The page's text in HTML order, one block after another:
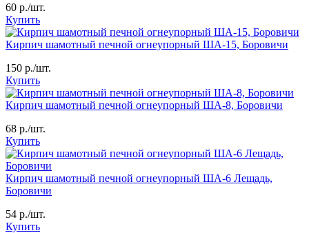
60 р./шт.
Купить
Кирпич шамотный печной огнеупорный ША-15, Боровичи
150 р./шт.
Купить
Кирпич шамотный печной огнеупорный ША-8, Боровичи
68 р./шт.
Купить
Кирпич шамотный печной огнеупорный ША-6 Лещадь,
Боровичи
54 р./шт.
Купить